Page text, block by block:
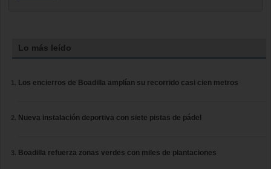
Lo más leído
Los encierros de Boadilla amplían su recorrido casi cien metros
Nueva instalación deportiva con siete pistas de pádel
Boadilla refuerza zonas verdes con miles de plantaciones